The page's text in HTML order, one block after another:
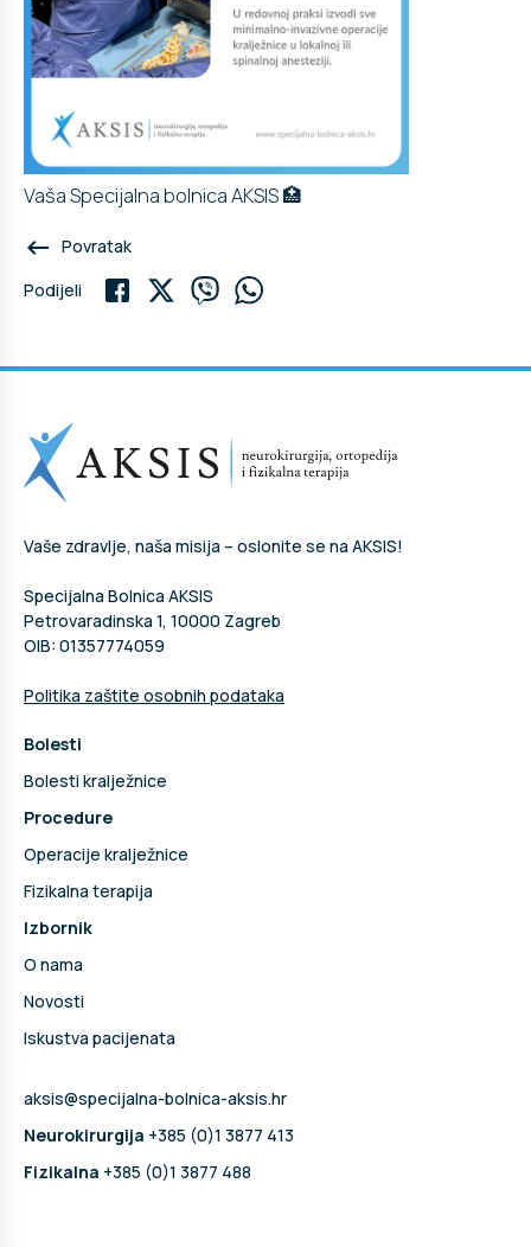
Vaša Specijalna bolnica AKSIS 🏥
keyboard_backspace Povratak
Podijeli
Vaše zdravlje, naša misija – oslonite se na AKSIS!
Specijalna Bolnica AKSIS
Petrovaradinska 1, 10000 Zagreb
OIB: 01357774059
Politika zaštite osobnih podataka
Bolesti
Bolesti kralježnice
Procedure
Operacije kralježnice
Fizikalna terapija
Izbornik
O nama
Novosti
Iskustva pacijenata
aksis@specijalna-bolnica-aksis.hr
Neurokirurgija +385 (0)1 3877 413
Fizikalna +385 (0)1 3877 488